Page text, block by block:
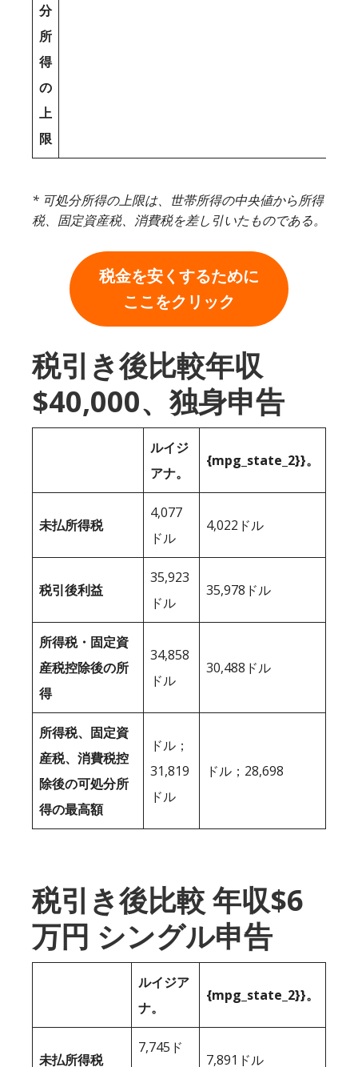
分
所
得
の
上
限
* 可処分所得の上限は、世帯所得の中央値から所得
税、固定資産税、消費税を差し引いたものである。
税金を安くするために
ここをクリック
税引き後比較年収
$40,000、独身申告
ルイジ
アナ。
{mpg_state_2}}。
未払所得税
4,077
ドル
4,022ドル
税引後利益
35,923
ドル
35,978ドル
所得税・固定資
産税控除後の所
得
34,858
ドル
30,488ドル
所得税、固定資
産税、消費税控
除後の可処分所
得の最高額
ドル；
31,819
ドル
ドル；28,698
税引き後比較 年収$6
万円 シングル申告
ルイジア
ナ。
{mpg_state_2}}。
未払所得税
7,745ド
7,891ドル